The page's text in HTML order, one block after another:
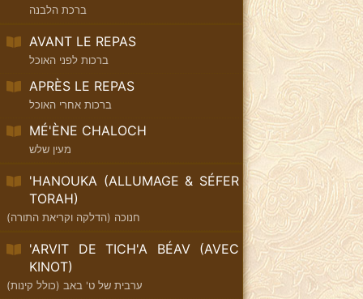
ברכת הלבנה
AVANT LE REPAS
ברכות לפני האוכל
APRÈS LE REPAS
ברכות אחרי האוכל
MÉ'ÈNE CHALOCH
מעין שלש
'HANOUKA (ALLUMAGE & SÉFER
TORAH)
חנוכה (הדלקה וקריאת התורה)
'ARVIT DE TICH'A BÉAV (AVEC
KINOT)
ערבית של ט' באב (כולל קינות)